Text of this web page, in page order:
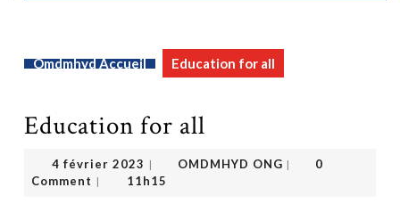
Omdmhyd Accueil Education for all
Education for all
4 février 2023 | OMDMHYD ONG |
0
Comment | 11h15